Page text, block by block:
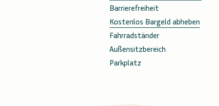
Barrierefreiheit
Kostenlos Bargeld abheben
Fahrradständer
Außensitzbereich
Parkplatz